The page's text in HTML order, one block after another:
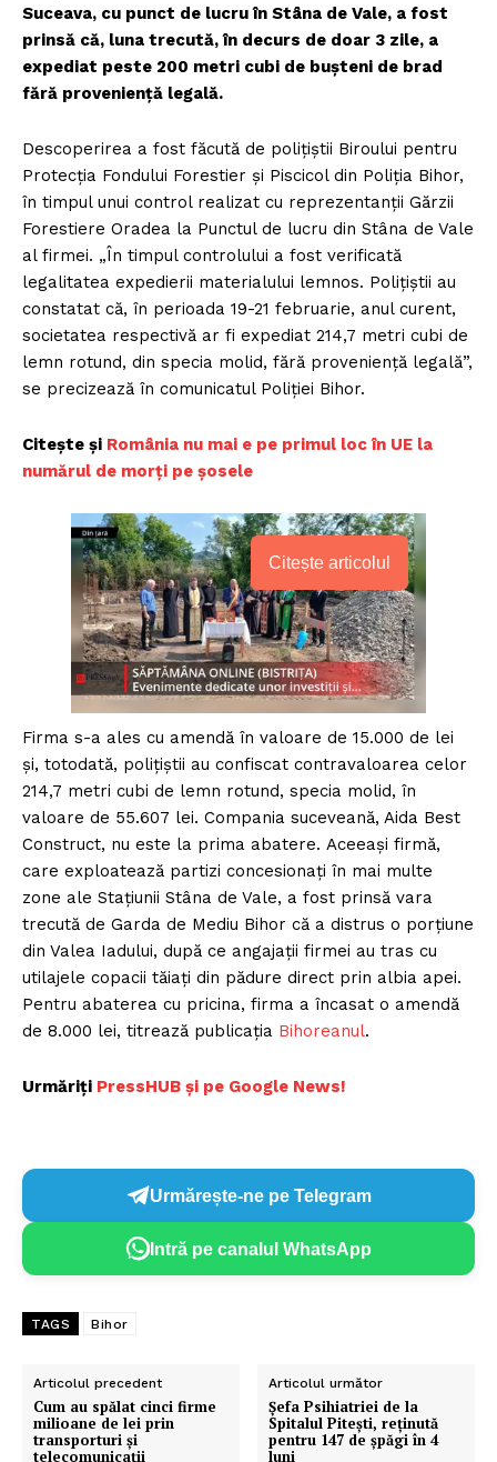
Suceava, cu punct de lucru în Stâna de Vale, a fost
prinsă că, luna trecută, în decurs de doar 3 zile, a
expediat peste 200 metri cubi de buşteni de brad
fără provenienţă legală.
Descoperirea a fost făcută de poliţiştii Biroului pentru
Protecţia Fondului Forestier şi Piscicol din Poliţia Bihor,
în timpul unui control realizat cu reprezentanţii Gărzii
Forestiere Oradea la Punctul de lucru din Stâna de Vale
al firmei. „În timpul controlului a fost verificată
legalitatea expedierii materialului lemnos. Polițiștii au
constatat că, în perioada 19-21 februarie, anul curent,
societatea respectivă ar fi expediat 214,7 metri cubi de
lemn rotund, din specia molid, fără proveniență legală”,
se precizează în comunicatul Poliţiei Bihor.
Citește și România nu mai e pe primul loc în UE la
numărul de morți pe șosele
Citește articolul
Firma s-a ales cu amendă în valoare de 15.000 de lei
şi, totodată, poliţiştii au confiscat contravaloarea celor
214,7 metri cubi de lemn rotund, specia molid, în
valoare de 55.607 lei. Compania suceveană, Aida Best
Construct, nu este la prima abatere. Aceeaşi firmă,
care exploatează partizi concesionaţi în mai multe
zone ale Staţiunii Stâna de Vale, a fost prinsă vara
trecută de Garda de Mediu Bihor că a distrus o porţiune
din Valea Iadului, după ce angajaţii firmei au tras cu
utilajele copacii tăiaţi din pădure direct prin albia apei.
Pentru abaterea cu pricina, firma a încasat o amendă
de 8.000 lei, titrează publicația Bihoreanul.
Urmăriți PressHUB și pe Google News!
Urmărește-ne pe Telegram
Intră pe canalul WhatsApp
TAGS Bihor
Articolul precedent
Cum au spălat cinci firme
milioane de lei prin
transporturi și
telecomunicații
Articolul următor
Șefa Psihiatriei de la
Spitalul Piteşti, reţinută
pentru 147 de șpăgi în 4
luni